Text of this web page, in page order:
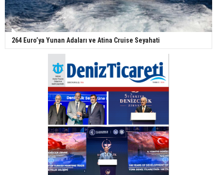
264 Euro’ya Yunan Adaları ve Atina Cruise Seyahati